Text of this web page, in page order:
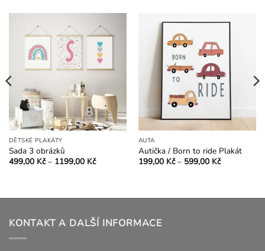
DĚTSKÉ PLAKÁTY
Sada 3 obrázků
499,00 Kč – 1199,00 KčRozpětí
má
variant.
AUTA
Autička / Born to ride Plakát
199,00 Kč – 599,00 KčRozpětí
má
variant.
KONTAKT A DALŠÍ INFORMACE